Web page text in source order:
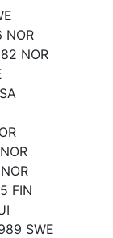
NOR
NOR
FIN
SWE